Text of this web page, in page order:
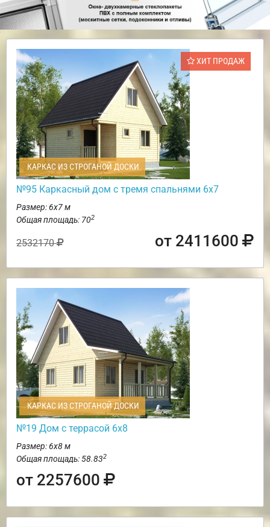
ХИТ ПРОДАЖ
КАРКАС ИЗ СТРОГАНОЙ ДОСКИ
№95 Каркасный дом с тремя спальнями 6х7
Размер: 6х7 м
Общая площадь: 702
2532170 от 2411600
КАРКАС ИЗ СТРОГАНОЙ ДОСКИ
№19 Дом с террасой 6х8
Размер: 6х8 м
Общая площадь: 58.832
от 2257600